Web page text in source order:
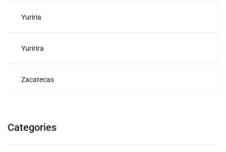
Yuriria
Yuririra
Zacatecas
Categories